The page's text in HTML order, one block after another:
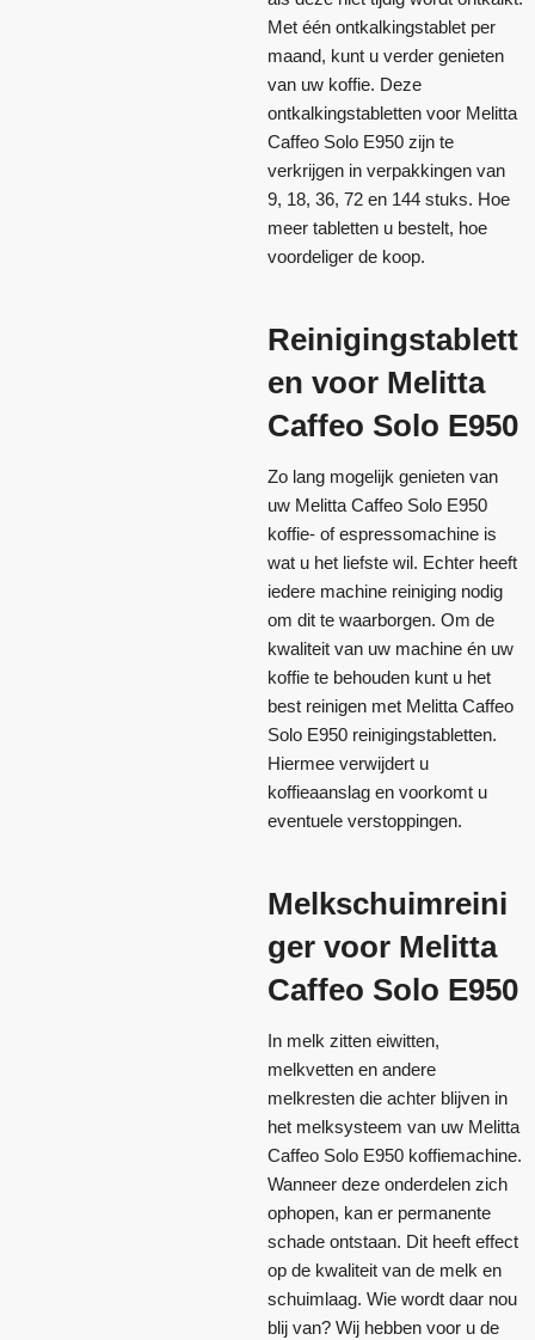
Met één ontkalkingstablet per
maand, kunt u verder genieten
van uw koffie. Deze
ontkalkingstabletten voor Melitta
Caffeo Solo E950 zijn te
verkrijgen in verpakkingen van
9, 18, 36, 72 en 144 stuks. Hoe
meer tabletten u bestelt, hoe
voordeliger de koop.
Reinigingstablett
en voor Melitta
Caffeo Solo E950
Zo lang mogelijk genieten van
uw Melitta Caffeo Solo E950
koffie- of espressomachine is
wat u het liefste wil. Echter heeft
iedere machine reiniging nodig
om dit te waarborgen. Om de
kwaliteit van uw machine én uw
koffie te behouden kunt u het
best reinigen met Melitta Caffeo
Solo E950 reinigingstabletten.
Hiermee verwijdert u
koffieaanslag en voorkomt u
eventuele verstoppingen.
Melkschuimreini
ger voor Melitta
Caffeo Solo E950
In melk zitten eiwitten,
melkvetten en andere
melkresten die achter blijven in
het melksysteem van uw Melitta
Caffeo Solo E950 koffiemachine.
Wanneer deze onderdelen zich
ophopen, kan er permanente
schade ontstaan. Dit heeft effect
op de kwaliteit van de melk en
schuimlaag. Wie wordt daar nou
blij van? Wij hebben voor u de